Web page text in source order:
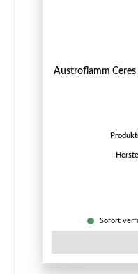
Austroflamm
Sofort